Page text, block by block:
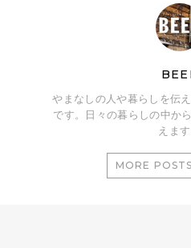
やまなしの人や暮らしを伝
です。日々の暮らしの中か
えます
MORE